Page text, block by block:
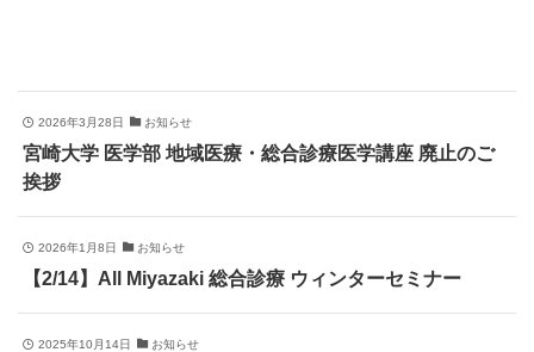
2026年3月28日 お知らせ
宮崎大学 医学部 地域医療・総合診療医学講座 廃止のご
挨拶
2026年1月8日 お知らせ
【2/14】All Miyazaki 総合診療 ウィンターセミナー
2025年10月14日 お知らせ